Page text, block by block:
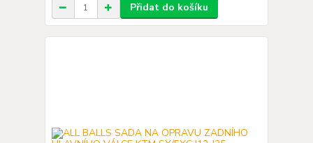
Přidat do košíku